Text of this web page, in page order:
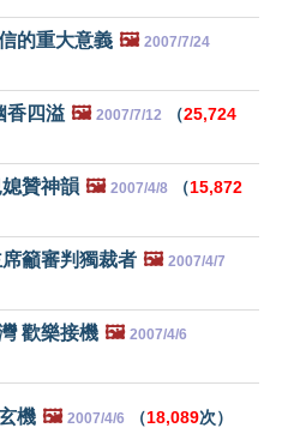
的重大意義 🖼️ 2007/7/24
香四溢 🖼️ 2007/7/12 （25,724
贊神韻 🖼️ 2007/4/8 （15,872
籲審判獨裁者 🖼️ 2007/4/7
歡樂接機 🖼️ 2007/4/6
機 🖼️ 2007/4/6 （18,089次）